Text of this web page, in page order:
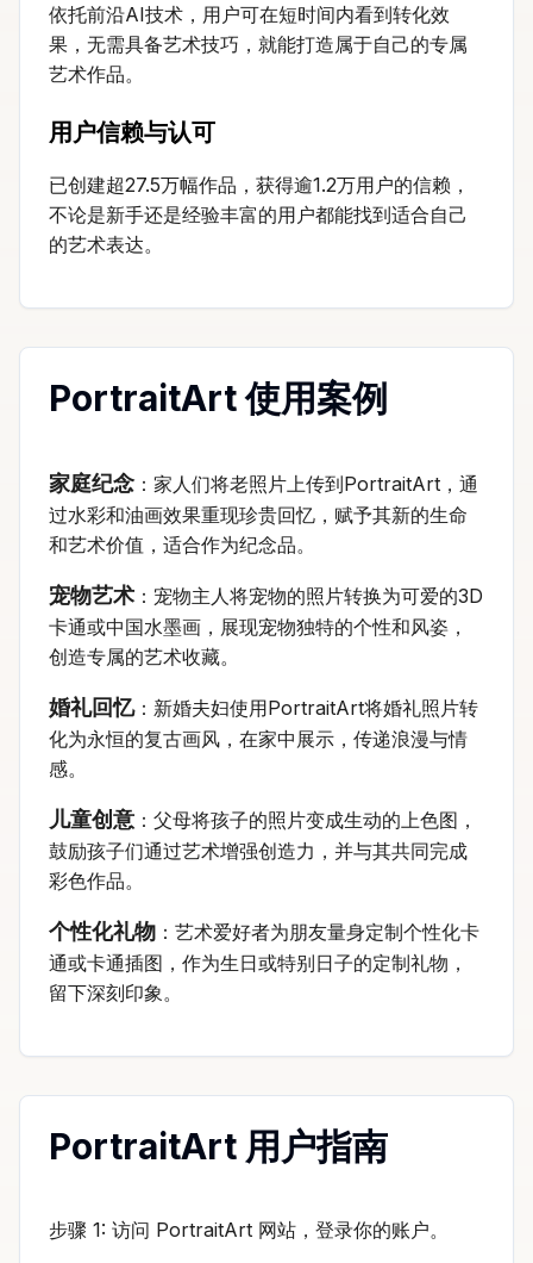
依托前沿AI技术，用户可在短时间内看到转化效
果，无需具备艺术技巧，就能打造属于自己的专属
艺术作品。
用户信赖与认可
已创建超27.5万幅作品，获得逾1.2万用户的信赖，
不论是新手还是经验丰富的用户都能找到适合自己
的艺术表达。
PortraitArt 使用案例
家庭纪念：家人们将老照片上传到PortraitArt，通
过水彩和油画效果重现珍贵回忆，赋予其新的生命
和艺术价值，适合作为纪念品。
宠物艺术 ：宠物主人将宠物的照片转换为可爱的3D
卡通或中国水墨画，展现宠物独特的个性和风姿，
创造专属的艺术收藏。
婚礼回忆：新婚夫妇使用PortraitArt将婚礼照片转
化为永恒的复古画风，在家中展示，传递浪漫与情
感。
儿童创意 ：父母将孩子的照片变成生动的上色图，
鼓励孩子们通过艺术增强创造力，并与其共同完成
彩色作品。
个性化礼物 ：艺术爱好者为朋友量身定制个性化卡
通或卡通插图，作为生日或特别日子的定制礼物，
留下深刻印象。
PortraitArt 用户指南
步骤 1: 访问 PortraitArt 网站，登录你的账户。